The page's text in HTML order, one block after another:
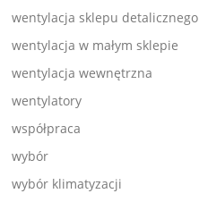
wentylacja sklepu detalicznego
wentylacja w małym sklepie
wentylacja wewnętrzna
wentylatory
współpraca
wybór
wybór klimatyzacji